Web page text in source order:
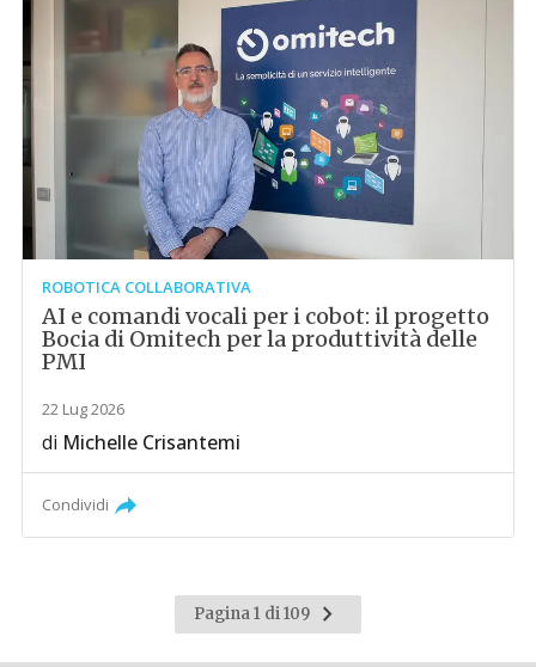
ROBOTICA COLLABORATIVA
AI e comandi vocali per i cobot: il progetto
Bocia di Omitech per la produttività delle
PMI
22 Lug 2026
di Michelle Crisantemi
Condividi
Pagina 1 di 109
Pagina
successiva